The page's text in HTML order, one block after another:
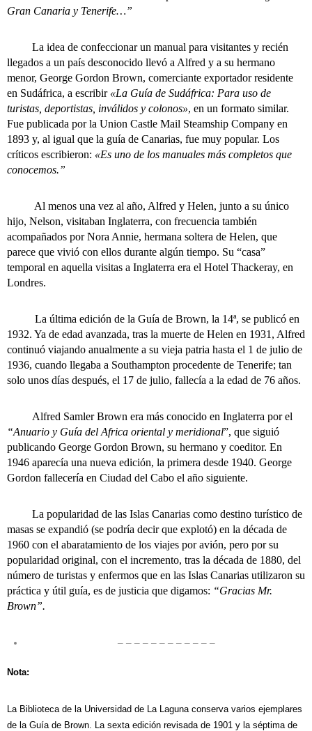
Gran Canaria y Tenerife…”
La idea de confeccionar un manual para visitantes y recién
llegados a un país desconocido llevó a Alfred y a su hermano
menor, George Gordon Brown, comerciante exportador residente
en Sudáfrica, a escribir «La Guía de Sudáfrica: Para uso de
turistas, deportistas, inválidos y colonos», en un formato similar.
Fue publicada por la Union Castle Mail Steamship Company en
1893 y, al igual que la guía de Canarias, fue muy popular. Los
críticos escribieron: «Es uno de los manuales más completos que
conocemos.”
Al menos una vez al año, Alfred y Helen, junto a su único
hijo, Nelson, visitaban Inglaterra, con frecuencia también
acompañados por Nora Annie, hermana soltera de Helen, que
parece que vivió con ellos durante algún tiempo. Su “casa”
temporal en aquella visitas a Inglaterra era el Hotel Thackeray, en
Londres.
La última edición de la Guía de Brown, la 14ª, se publicó en
1932. Ya de edad avanzada, tras la muerte de Helen en 1931, Alfred
continuó viajando anualmente a su vieja patria hasta el 1 de julio de
1936, cuando llegaba a Southampton procedente de Tenerife; tan
solo unos días después, el 17 de julio, fallecía a la edad de 76 años.
Alfred Samler Brown era más conocido en Inglaterra por el
“Anuario y Guía del Africa oriental y meridional”, que siguió
publicando George Gordon Brown, su hermano y coeditor. En
1946 aparecía una nueva edición, la primera desde 1940. George
Gordon fallecería en Ciudad del Cabo el año siguiente.
La popularidad de las Islas Canarias como destino turístico de
masas se expandió (se podría decir que explotó) en la década de
1960 con el abaratamiento de los viajes por avión, pero por su
popularidad original, con el incremento, tras la década de 1880, del
número de turistas y enfermos que en las Islas Canarias utilizaron su
práctica y útil guía, es de justicia que digamos: “Gracias Mr.
Brown”.
– – – – – – – – – – – –
Nota:
La Biblioteca de la Universidad de La Laguna conserva varios ejemplares
de la Guía de Brown. La sexta edición revisada de 1901 y la séptima de